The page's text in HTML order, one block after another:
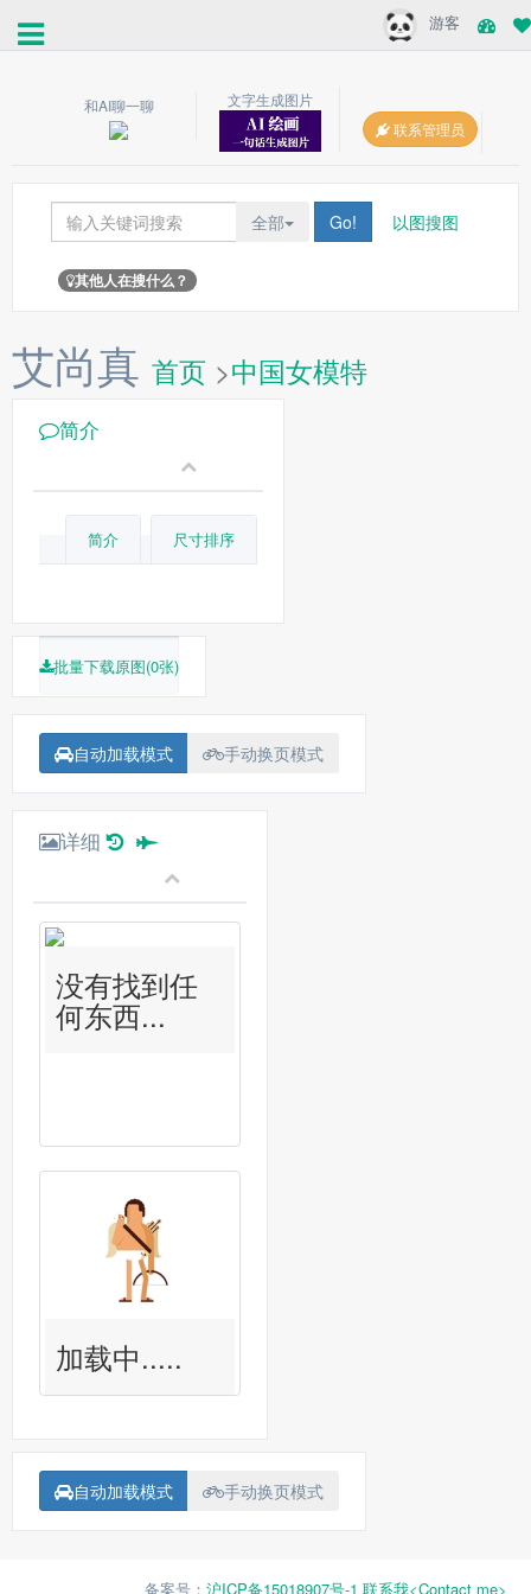
游客
和AI聊一聊
文字生成图片
联系管理员
全部 Go! 以图搜图
其他人在搜什么？
艾尚真 首页 >中国女模特
简介
简介 尺寸排序
批量下载原图(0张)
自动加载模式 手动换页模式
详细
没有找到任
何东西...
加载中.....
自动加载模式 手动换页模式
备案号： 沪ICP备15018907号-1 联系我<Contact me>